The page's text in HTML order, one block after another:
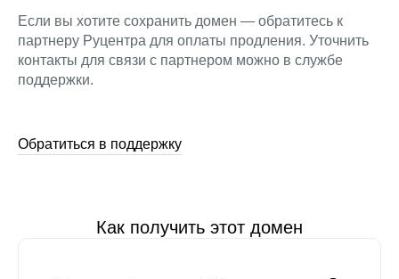
Если вы хотите сохранить домен — обратитесь к
партнеру Руцентра для оплаты продления. Уточнить
контакты для связи с партнером можно в службе
поддержки.
Обратиться в поддержку
Как получить этот домен